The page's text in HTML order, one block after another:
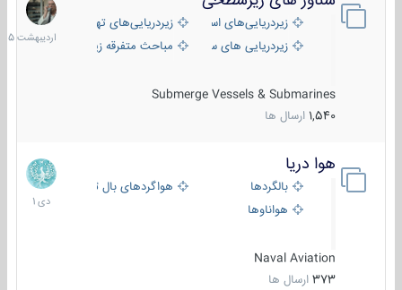
زیردریایی‌های استراتژیکزیردریایی‌های تهاجمی
زیردریایی های سبک
مباحث متفرقه زیرسطحی
Submerge Vessels & Submarines
1,540 ارسال ها
1405
هوا دریا
بالگردها
هواگردهای بال ثابت
هواناوها
Naval Aviation
373 ارسال ها
12
دی
1401